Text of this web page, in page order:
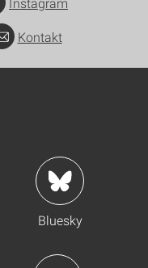
Kontakt
Bluesky